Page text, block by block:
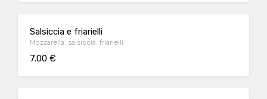
Salsiccia e friarielli
Mozzarella, salsiccia, friarielli
7.00 €